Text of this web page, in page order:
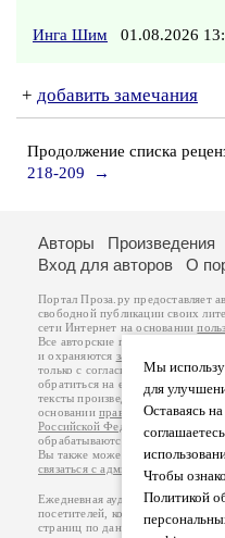
Инга Шим 01.08.2026
+ добавить замечания
Продолжение списка
218-209
→
Мы
для
Оставаясь
Чтобы
Политикой
Авторы Произведения
Вход для авторов
О
Портал Проза.ру предоставляет
свободной публикации своих
сети Интернет на основании
Все авторские права на
и охраняются законом
.
только с согласия его автора, к
обратиться на его авторской
тексты произведений авторы
основанииправил публикациии
Российской Федерации
обрабатываются на основании
Вы также можете посмотреть
связаться с администрацией
Ежедневная аудитория портала
посетителей, которые в общей
страниц по данным счетчика